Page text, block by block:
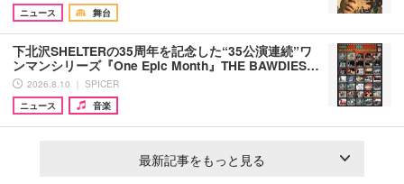
ニュース
舞台
下北沢SHELTERの35周年を記念した“35公演連続”ワ
ンマンシリーズ『One Epic Month』THE BAWDIES…
2026.8.10 ｜ SPICER
ニュース
音楽
最新記事をもっと見る